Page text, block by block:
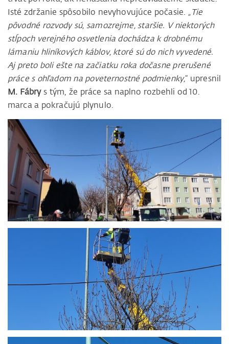
Isté zdržanie spôsobilo nevyhovujúce počasie. „Tie
pôvodné rozvody sú, samozrejme, staršie. V niektorých
stĺpoch verejného osvetlenia dochádza k drobnému
lámaniu hliníkových káblov, ktoré sú do nich vyvedené.
Aj preto boli ešte na začiatku roka dočasne prerušené
práce s ohľadom na poveternostné podmienky,“ upresnil
M. Fábrys tým, že práce sa naplno rozbehli od 10.
marca a pokračujú plynulo.